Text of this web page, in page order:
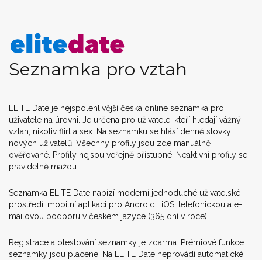
Seznamka pro vztah
ELITE Date je nejspolehlivější česká online seznamka pro
uživatele na úrovni. Je určena pro uživatele, kteří hledají vážný
vztah, nikoliv flirt a sex. Na seznamku se hlásí denně stovky
nových uživatelů. Všechny profily jsou zde manuálně
ověřované. Profily nejsou veřejně přístupné. Neaktivní profily se
pravidelně mažou.
Seznamka ELITE Date nabízí moderní jednoduché uživatelské
prostředí, mobilní aplikaci pro Android i iOS, telefonickou a e-
mailovou podporu v českém jazyce (365 dní v roce).
Registrace a otestování seznamky je zdarma. Prémiové funkce
seznamky jsou placené. Na ELITE Date neprovádí automatické